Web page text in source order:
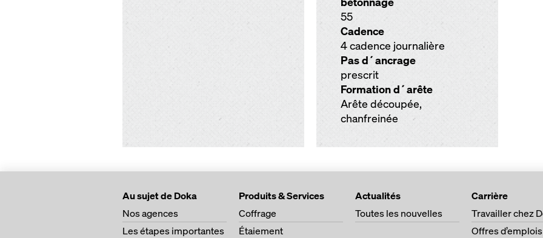
55
Cadence
4 cadence journalière
Pas d´ancrage
prescrit
Formation d´arête
Arête découpée,
chanfreinée
Au sujet de Doka
Nos agences
Les étapes importantes
Produits & Services
Coffrage
Étaiement
Actualités
Toutes les nouvelles
Carrière
Travailler chez
Offres